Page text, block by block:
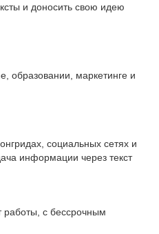
и доносить свою идею
образовании, маркетинге и
социальных сетях и
информации через текст
работы, с бессрочным